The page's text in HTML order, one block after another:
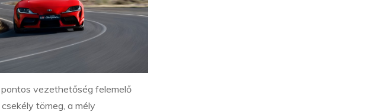
vezethetőség felemelő
tömeg, a mély